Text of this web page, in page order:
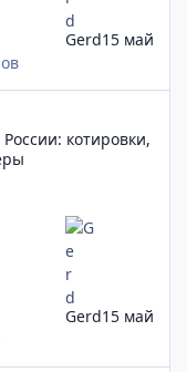
Gerd15 май
котировки,
Gerd15 май